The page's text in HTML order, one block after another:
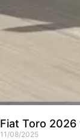
Fiat Toro
11/08/2025